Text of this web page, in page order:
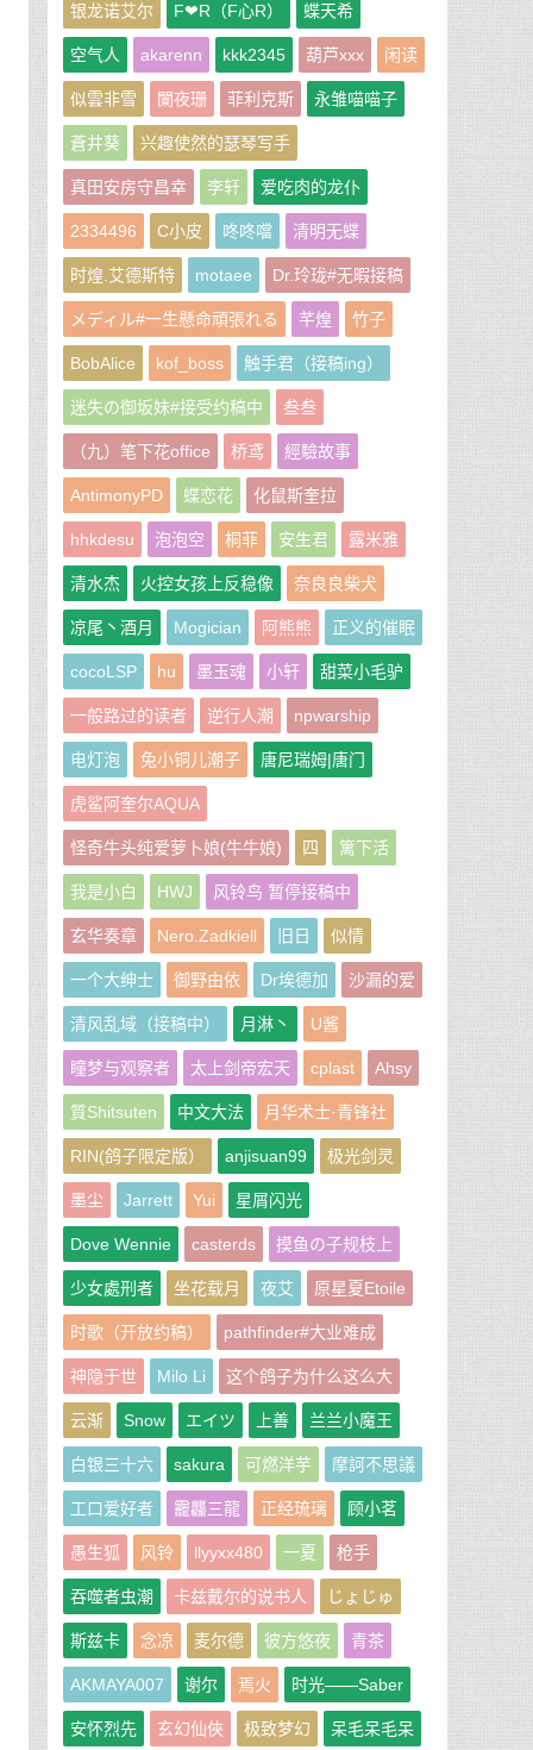
银龙诺艾尔 F❤R（F心R） 蝶天希
空气人 akarenn kkk2345 葫芦xxx 闲读
似雲非雪 闌夜珊 菲利克斯 永雏喵喵子
蒼井葵 兴趣使然的瑟琴写手
真田安房守昌幸 李轩 爱吃肉的龙仆
2334496 C小皮 咚咚噹 清明无蝶
时煌.艾德斯特 motaee Dr.玲珑#无暇接稿
メディル#一生懸命頑張れる 芊煌 竹子
BobAlice kof_boss 触手君（接稿ing）
迷失の御坂妹#接受约稿中 叁叁
（九）笔下花office 桥鸢 經驗故事
AntimonyPD 蝶恋花 化鼠斯奎拉
hhkdesu 泡泡空 桐菲 安生君 露米雅
清水杰 火控女孩上反稳像 奈良良柴犬
凉尾丶酒月 Mogician 阿熊熊 正义的催眠
cocoLSP hu 墨玉魂 小轩 甜菜小毛驴
一般路过的读者 逆行人潮 npwarship
电灯泡 兔小铜儿潮子 唐尼瑞姆|唐门
虎鲨阿奎尔AQUA
怪奇牛头纯爱萝卜娘(牛牛娘) 四 篱下活
我是小白 HWJ 风铃鸟 暂停接稿中
玄华奏章 Nero.Zadkiell 旧日 似情
一个大绅士 御野由依 Dr埃德加 沙漏的爱
清风乱域（接稿中） 月淋丶 U酱
瞳梦与观察者 太上剑帝宏天 cplast Ahsy
質Shitsuten 中文大法 月华术士·青锋社
RIN(鸽子限定版） anjisuan99 极光剑灵
墨尘 Jarrett Yui 星屑闪光
Dove Wennie casterds 摸鱼の子规枝上
少女處刑者 坐花载月 夜艾 原星夏Etoile
时歌（开放约稿） pathfinder#大业难成
神隐于世 Milo Li 这个鸽子为什么这么大
云渐 Snow エイツ 上善 兰兰小魔王
白银三十六 sakura 可燃洋芋 摩訶不思議
工口爱好者 龗龘三龍 正经琉璃 顾小茗
愚生狐 风铃 llyyxx480 一夏 枪手
吞噬者虫潮 卡兹戴尔的说书人 じょじゅ
斯兹卡 念凉 麦尔德 彼方悠夜 青茶
AKMAYA007 谢尔 焉火 时光——Saber
安怀烈先 玄幻仙俠 极致梦幻 呆毛呆毛呆